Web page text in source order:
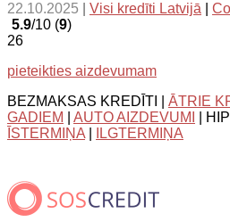
22.10.2025 Visi kredīti Latvijā
5.9/10 (9)
26
pieteikties aizdevumam
BEZMAKSAS KREDĪTI | ĀTRIE
GADIEM
AUTO AIZDEVUMI |
ĪSTERMIŅA
ILGTERMIŅA